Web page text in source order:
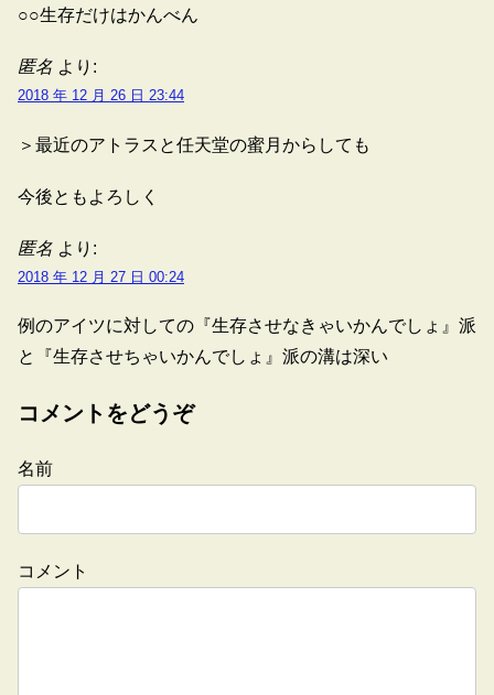
○○生存だけはかんべん
匿名 より:
2018 年 12 月 26 日 23:44
＞最近のアトラスと任天堂の蜜月からしても
今後ともよろしく
匿名 より:
2018 年 12 月 27 日 00:24
例のアイツに対しての『生存させなきゃいかんでしょ』派
と『生存させちゃいかんでしょ』派の溝は深い
コメントをどうぞ
名前
コメント